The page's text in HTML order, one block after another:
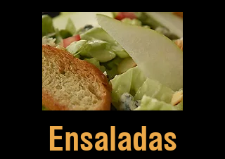
Ensaladas